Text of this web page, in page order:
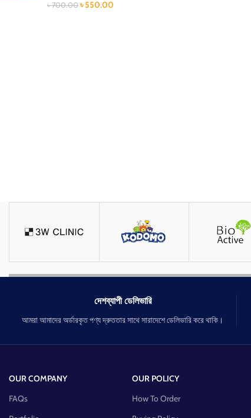
৳700.00 ৳550.00
দেশব্যাপী ডেলিভারি
আমরা আমাদের অর্ডারকৃত পণ্য দ্রুততার সাথে সারাদেশে ডেলিভারি করে থাকি।
OUR COMPANY
FAQs
OUR POLICY
How To Order